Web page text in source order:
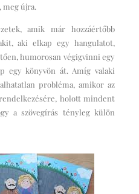
újra.
amik már hozzáértőbb
aki elkap egy hangulatot,
humorosan végigvinni egy
egy könyvön át. Amíg valaki
probléma, amikor az
holott mindent
a szövegírás tényleg külön